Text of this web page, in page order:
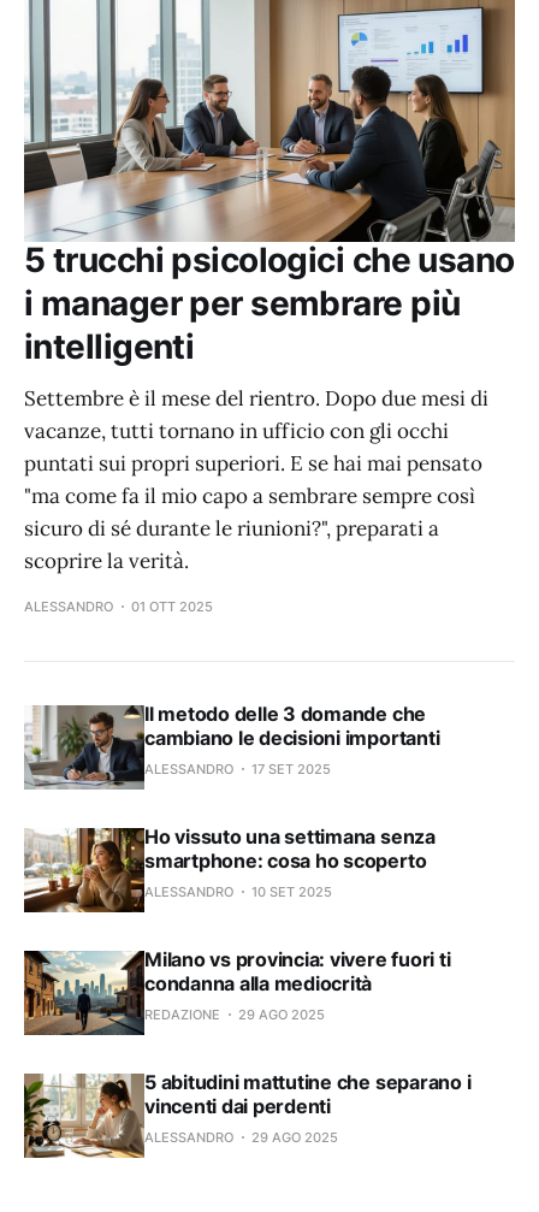
5 trucchi psicologici che usano
i manager per sembrare più
intelligenti
Settembre è il mese del rientro. Dopo due mesi di
vacanze, tutti tornano in ufficio con gli occhi
puntati sui propri superiori. E se hai mai pensato
"ma come fa il mio capo a sembrare sempre così
sicuro di sé durante le riunioni?", preparati a
scoprire la verità.
ALESSANDRO 01 OTT 2025
Il metodo delle 3 domande che
cambiano le decisioni importanti
ALESSANDRO 17 SET 2025
Ho vissuto una settimana senza
smartphone: cosa ho scoperto
ALESSANDRO 10 SET 2025
Milano vs provincia: vivere fuori ti
condanna alla mediocrità
REDAZIONE 29 AGO 2025
5 abitudini mattutine che separano i
vincenti dai perdenti
ALESSANDRO 29 AGO 2025